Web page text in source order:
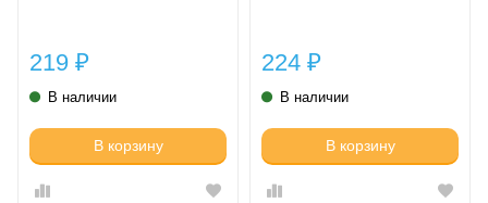
219 ₽
В наличии
В корзину
224 ₽
В наличии
В корзину